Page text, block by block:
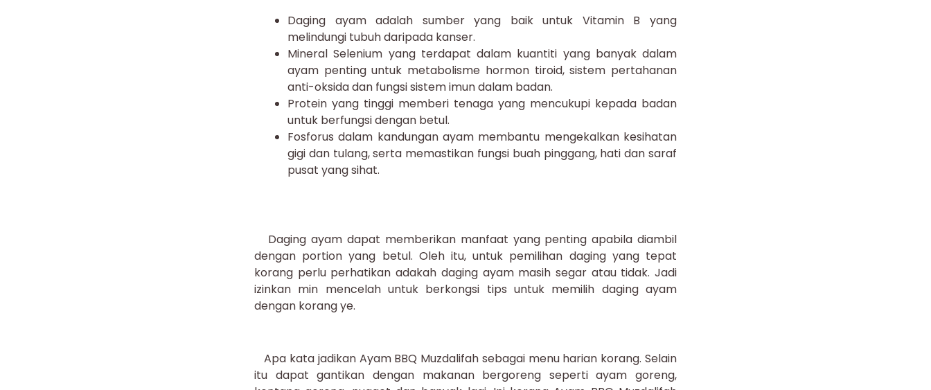
Daging ayam adalah sumber yang baik untuk Vitamin B yang
melindungi tubuh daripada kanser.
Mineral Selenium yang terdapat dalam kuantiti yang banyak dalam
ayam penting untuk metabolisme hormon tiroid, sistem pertahanan
anti-oksida dan fungsi sistem imun dalam badan.
Protein yang tinggi memberi tenaga yang mencukupi kepada badan
untuk berfungsi dengan betul.
Fosforus dalam kandungan ayam membantu mengekalkan kesihatan
gigi dan tulang, serta memastikan fungsi buah pinggang, hati dan saraf
pusat yang sihat.
Daging ayam dapat memberikan manfaat yang penting apabila diambil
dengan portion yang betul. Oleh itu, untuk pemilihan daging yang tepat
korang perlu perhatikan adakah daging ayam masih segar atau tidak. Jadi
izinkan min mencelah untuk berkongsi tips untuk memilih daging ayam
dengan korang ye.
Apa kata jadikan Ayam BBQ Muzdalifah sebagai menu harian korang. Selain
itu dapat gantikan dengan makanan bergoreng seperti ayam goreng,